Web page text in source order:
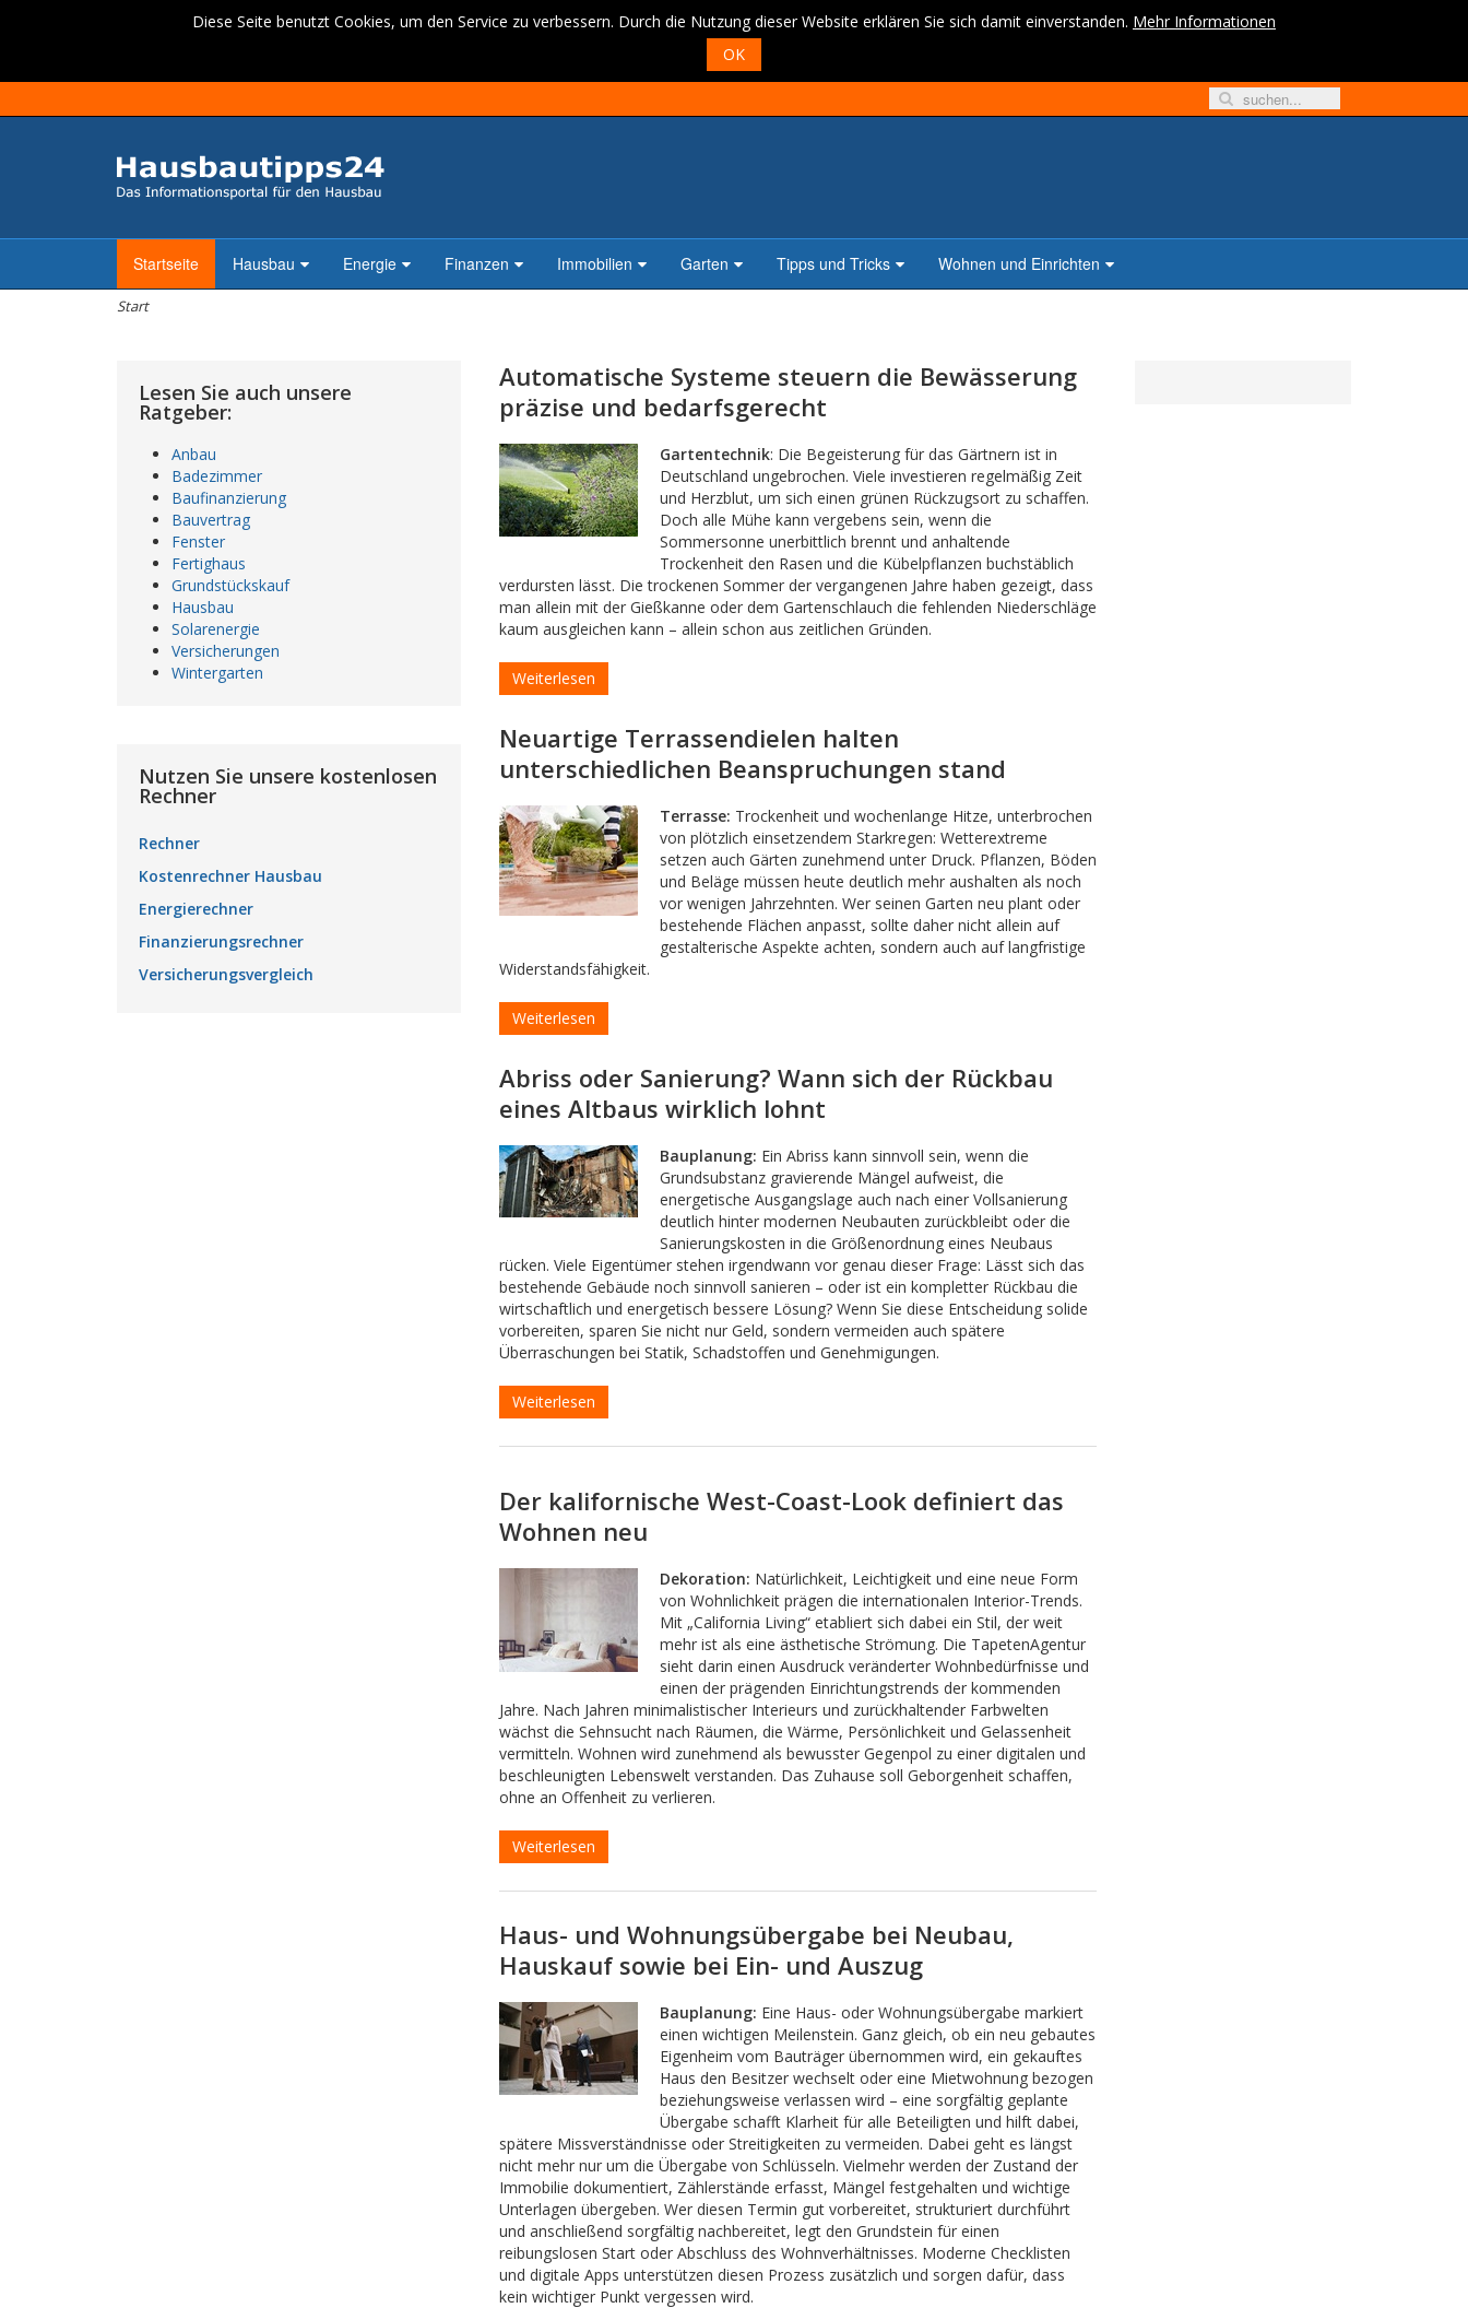
Diese Seite benutzt Cookies, um den Service zu verbessern. Durch die Nutzung dieser Website erklären Sie sich damit einverstanden. Mehr Informationen
OK
Startseite Hausbau Energie Finanzen Immobilien Garten Tipps und Tricks Wohnen und Einrichten
Start
Automatische Systeme steuern die Bewässerung
präzise und bedarfsgerecht
Gartentechnik: Die Begeisterung für das Gärtnern ist in
Deutschland ungebrochen. Viele investieren regelmäßig Zeit
und Herzblut, um sich einen grünen Rückzugsort zu schaffen.
Doch alle Mühe kann vergebens sein, wenn die
Sommersonne unerbittlich brennt und anhaltende
Trockenheit den Rasen und die Kübelpflanzen buchstäblich
verdursten lässt. Die trockenen Sommer der vergangenen Jahre haben gezeigt, dass
man allein mit der Gießkanne oder dem Gartenschlauch die fehlenden Niederschläge
kaum ausgleichen kann – allein schon aus zeitlichen Gründen.
Weiterlesen
Neuartige Terrassendielen halten
unterschiedlichen Beanspruchungen stand
Terrasse: Trockenheit und wochenlange Hitze, unterbrochen
von plötzlich einsetzendem Starkregen: Wetterextreme
setzen auch Gärten zunehmend unter Druck. Pflanzen, Böden
und Beläge müssen heute deutlich mehr aushalten als noch
vor wenigen Jahrzehnten. Wer seinen Garten neu plant oder
bestehende Flächen anpasst, sollte daher nicht allein auf
gestalterische Aspekte achten, sondern auch auf langfristige
Widerstandsfähigkeit.
Weiterlesen
Abriss oder Sanierung? Wann sich der Rückbau
eines Altbaus wirklich lohnt
Bauplanung: Ein Abriss kann sinnvoll sein, wenn die
Grundsubstanz gravierende Mängel aufweist, die
energetische Ausgangslage auch nach einer Vollsanierung
deutlich hinter modernen Neubauten zurückbleibt oder die
Sanierungskosten in die Größenordnung eines Neubaus
rücken. Viele Eigentümer stehen irgendwann vor genau dieser Frage: Lässt sich das
bestehende Gebäude noch sinnvoll sanieren – oder ist ein kompletter Rückbau die
wirtschaftlich und energetisch bessere Lösung? Wenn Sie diese Entscheidung solide
vorbereiten, sparen Sie nicht nur Geld, sondern vermeiden auch spätere
Überraschungen bei Statik, Schadstoffen und Genehmigungen.
Weiterlesen
Der kalifornische West-Coast-Look definiert das
Wohnen neu
Dekoration: Natürlichkeit, Leichtigkeit und eine neue Form
von Wohnlichkeit prägen die internationalen Interior-Trends.
Mit „California Living“ etabliert sich dabei ein Stil, der weit
mehr ist als eine ästhetische Strömung. Die TapetenAgentur
sieht darin einen Ausdruck veränderter Wohnbedürfnisse und
einen der prägenden Einrichtungstrends der kommenden
Jahre. Nach Jahren minimalistischer Interieurs und zurückhaltender Farbwelten
wächst die Sehnsucht nach Räumen, die Wärme, Persönlichkeit und Gelassenheit
vermitteln. Wohnen wird zunehmend als bewusster Gegenpol zu einer digitalen und
beschleunigten Lebenswelt verstanden. Das Zuhause soll Geborgenheit schaffen,
ohne an Offenheit zu verlieren.
Weiterlesen
Haus- und Wohnungsübergabe bei Neubau,
Hauskauf sowie bei Ein- und Auszug
Bauplanung: Eine Haus- oder Wohnungsübergabe markiert
einen wichtigen Meilenstein. Ganz gleich, ob ein neu gebautes
Eigenheim vom Bauträger übernommen wird, ein gekauftes
Haus den Besitzer wechselt oder eine Mietwohnung bezogen
beziehungsweise verlassen wird – eine sorgfältig geplante
Übergabe schafft Klarheit für alle Beteiligten und hilft dabei,
spätere Missverständnisse oder Streitigkeiten zu vermeiden. Dabei geht es längst
nicht mehr nur um die Übergabe von Schlüsseln. Vielmehr werden der Zustand der
Immobilie dokumentiert, Zählerstände erfasst, Mängel festgehalten und wichtige
Unterlagen übergeben. Wer diesen Termin gut vorbereitet, strukturiert durchführt
und anschließend sorgfältig nachbereitet, legt den Grundstein für einen
reibungslosen Start oder Abschluss des Wohnverhältnisses. Moderne Checklisten
und digitale Apps unterstützen diesen Prozess zusätzlich und sorgen dafür, dass
kein wichtiger Punkt vergessen wird.
Lesen Sie auch unsere
Ratgeber:
Anbau
Badezimmer
Baufinanzierung
Bauvertrag
Fenster
Fertighaus
Grundstückskauf
Hausbau
Solarenergie
Versicherungen
Wintergarten
Nutzen Sie unsere kostenlosen
Rechner
Rechner
Kostenrechner Hausbau
Energierechner
Finanzierungsrechner
Versicherungsvergleich